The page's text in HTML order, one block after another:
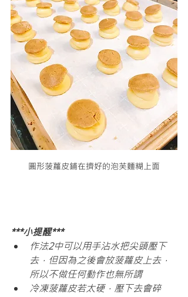
圓形菠蘿皮鋪在擠好的泡芙麵糊上面
***小提醒***
作法2中可以用手沾水把尖頭壓下
去，但因為之後會放菠蘿皮上去，
所以不做任何動作也無所謂
冷凍菠蘿皮若太硬，壓下去會碎